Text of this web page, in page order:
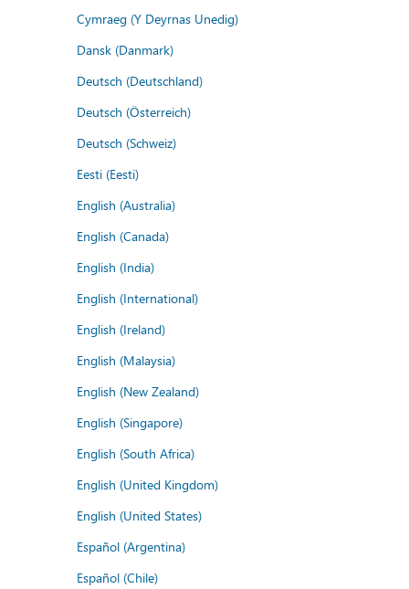
Cymraeg (Y Deyrnas Unedig)
Dansk (Danmark)
Deutsch (Deutschland)
Deutsch (Österreich)
Deutsch (Schweiz)
Eesti (Eesti)
English (Australia)
English (Canada)
English (India)
English (International)
English (Ireland)
English (Malaysia)
English (New Zealand)
English (Singapore)
English (South Africa)
English (United Kingdom)
English (United States)
Español (Argentina)
Español (Chile)